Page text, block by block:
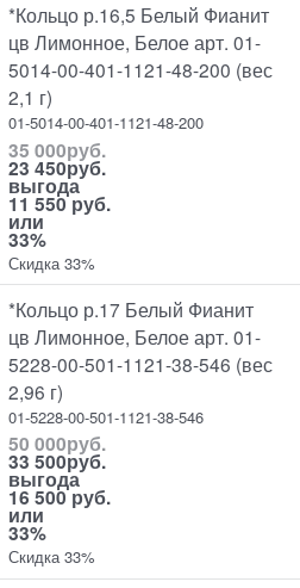
*Кольцо р.16,5 Белый Фианит
цв Лимонное, Белое арт. 01-
5014-00-401-1121-48-200 (вес
2,1 г)
01-5014-00-401-1121-48-200
35 000руб.
23 450руб.
выгода
11 550 руб.
или
33%
Скидка 33%
*Кольцо р.17 Белый Фианит
цв Лимонное, Белое арт. 01-
5228-00-501-1121-38-546 (вес
2,96 г)
01-5228-00-501-1121-38-546
50 000руб.
33 500руб.
выгода
16 500 руб.
или
33%
Скидка 33%